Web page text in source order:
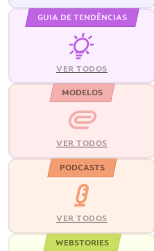
GUIA DE TENDÊNCIAS
VER TODOS
MODELOS
VER TODOS
PODCASTS
VER TODOS
WEBSTORIES